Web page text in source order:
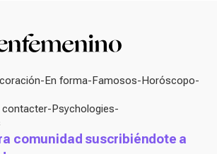
En forma Famosos Horóscopo
contacter Psychologies
comunidad suscribiéndote a